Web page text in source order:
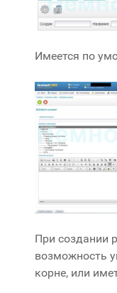
Имеется по
При создании
возможность
корне, или